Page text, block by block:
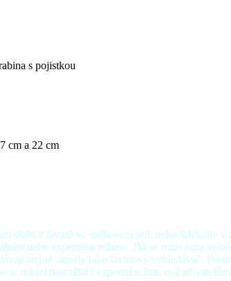
s pojistkou
cm a 22 cm
obětí v lavině ve sněhovém poli nebo kdekoliv v
nebo expertním režimu. Dá se mezi nimi
stejné signály jako lavinový vyhledávač.
nabízí normální i expertní režim, což